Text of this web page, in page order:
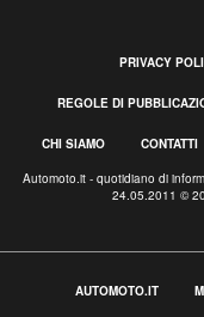
PRIVACY
REGOLE DI
CHI SIAMO CONTATTI
Automoto.it - quotidiano di
24.05.2011 ©
AUTOMOTO.IT